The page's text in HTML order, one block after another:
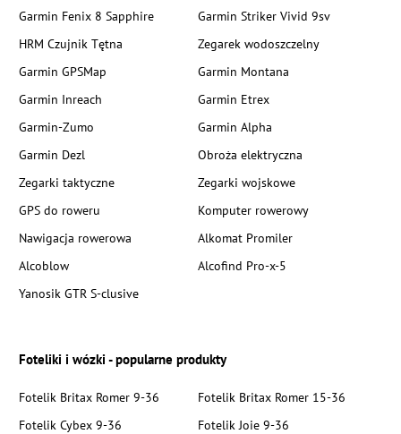
Garmin Fenix 8 Sapphire
Garmin Striker Vivid 9sv
HRM Czujnik Tętna
Zegarek wodoszczelny
Garmin GPSMap
Garmin Montana
Garmin Inreach
Garmin Etrex
Garmin-Zumo
Garmin Alpha
Garmin Dezl
Obroża elektryczna
Zegarki taktyczne
Zegarki wojskowe
GPS do roweru
Komputer rowerowy
Nawigacja rowerowa
Alkomat Promiler
Alcoblow
Alcofind Pro-x-5
Yanosik GTR S-clusive
Foteliki i wózki - popularne produkty
Fotelik Britax Romer 9-36
Fotelik Britax Romer 15-36
Fotelik Cybex 9-36
Fotelik Joie 9-36